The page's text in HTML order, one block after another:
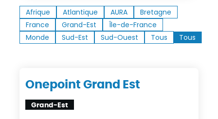
Afrique Afrique
Atlantique Atlantique
AURA AURA
Bretagne
France
France
Grand-Est Grand-Est
Île-de-France
Monde
Monde
Sud-Est Sud-Est
Sud-Ouest Sud-Ouest
Tous Tous
8
Onepoint Grand Est
Grand-Est